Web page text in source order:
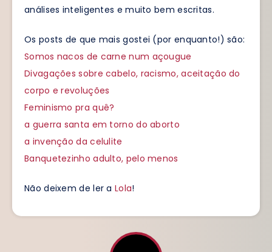
análises inteligentes e muito bem escritas.
Os posts de que mais gostei (por enquanto!) são:
Somos nacos de carne num açougue
Divagações sobre cabelo, racismo, aceitação do
corpo e revoluções
Feminismo pra quê?
a guerra santa em torno do aborto
a invenção da celulite
Banquetezinho adulto, pelo menos
Não deixem de ler aLola!